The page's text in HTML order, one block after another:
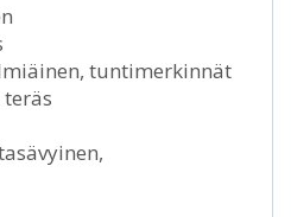
tuntimerkinnät